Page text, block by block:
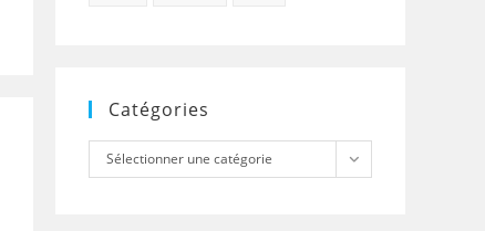
Catégories
Catégories
Sélectionner une catégorie